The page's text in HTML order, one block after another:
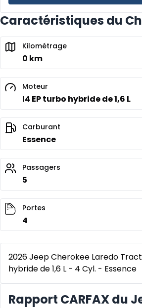
Caractéristiques du
Kilométrage
0 km
Moteur
I4 EP turbo hybride de 1,6 L
Carburant
Essence
Passagers
5
Portes
4
2026 Jeep Cherokee Laredo
hybride de 1,6 L - 4 Cyl. - Essence
Rapport CARFAX du